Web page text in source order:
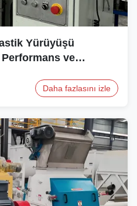
Yürüyüşü
ve
Daha fazlasını izle